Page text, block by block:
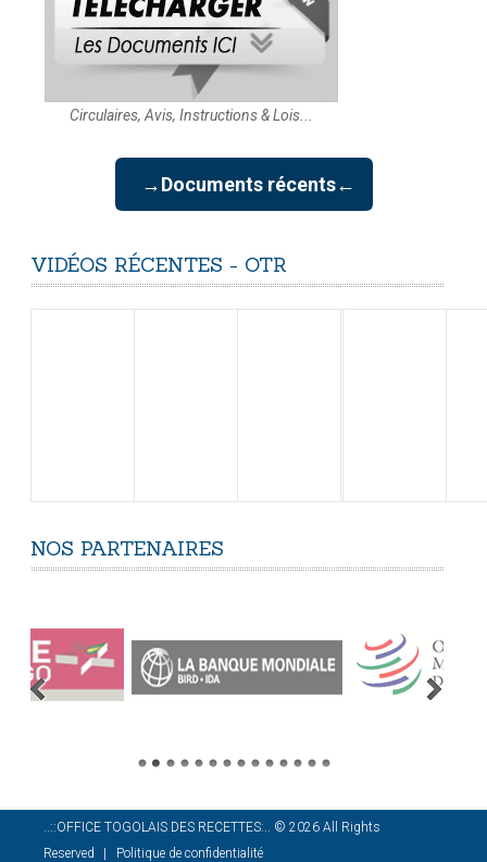
Circulaires, Avis, Instructions & Lois...
→Documents récents←
VIDÉOS RÉCENTES - OTR
NOS PARTENAIRES
..::OFFICE TOGOLAIS DES RECETTES:.. © 2026 All Rights
Reserved
Politique de confidentialité